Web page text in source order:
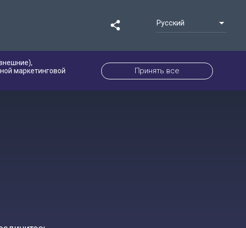
Русский
маркетинговой
Принять все